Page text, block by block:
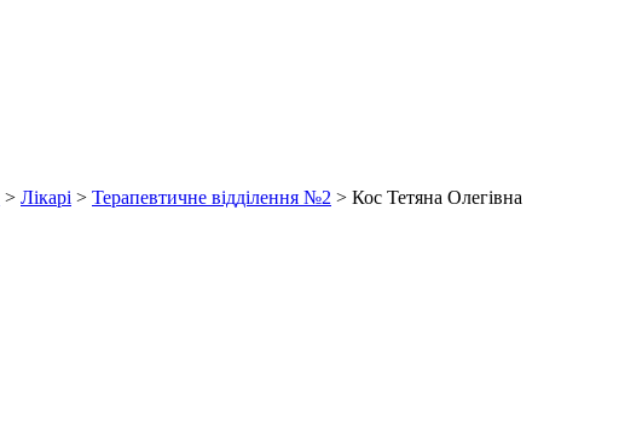
> Лікарі > Терапевтичне відділення №2 > Кос Тетяна Олегівна